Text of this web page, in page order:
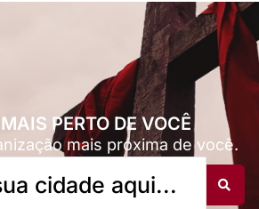
PERTO DE VOCÊ
mais próxima de você.